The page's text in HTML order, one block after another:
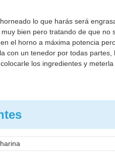
lo que harás será
bien pero tratando de que no
el horno a máxima potencia
con un tenedor por todas
los ingredientes y